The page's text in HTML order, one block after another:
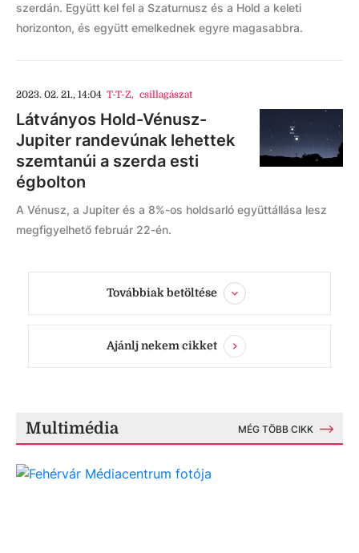
szerdán. Együtt kel fel a Szaturnusz és a Hold a keleti
horizonton, és együtt emelkednek egyre magasabbra.
2023. 02. 21., 14:04 T-T-Z, csillagászat
Látványos Hold-Vénusz-
Jupiter randevúnak lehettek
szemtanúi a szerda esti
égbolton
A Vénusz, a Jupiter és a 8%-os holdsarló együttállása lesz
megfigyelhető február 22-én.
Továbbiak betöltése
Ajánlj nekem cikket
Multimédia MÉG TÖBB CIKK